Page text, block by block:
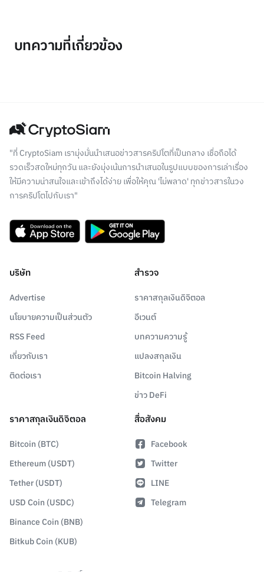
บทความที่เกี่ยวข้อง
"ที่ CryptoSiam เรามุ่งมั่นนำเสนอข่าวสารคริปโตที่เป็นกลาง เชื่อถือได้
รวดเร็วสดใหม่ทุกวัน และยังมุ่งเน้นการนำเสนอในรูปแบบของการเล่าเรื่อง
ให้มีความน่าสนใจและเข้าถึงได้ง่าย เพื่อให้คุณ 'ไม่พลาด' ทุกข่าวสารในวง
การคริปโตไปกับเรา"
บริษัท
Advertise
นโยบายความเป็นส่วนตัว
RSS Feed
เกี่ยวกับเรา
ติดต่อเรา
สำรวจ
ราคาสกุลเงินดิจิตอล
อีเวนต์
บทความความรู้
แปลงสกุลเงิน
Bitcoin Halving
ข่าว DeFi
ราคาสกุลเงินดิจิตอล
Bitcoin (BTC)
Ethereum (USDT)
Tether (USDT)
USD Coin (USDC)
Binance Coin (BNB)
Bitkub Coin (KUB)
สื่อสังคม
Facebook
Twitter
LINE
Telegram